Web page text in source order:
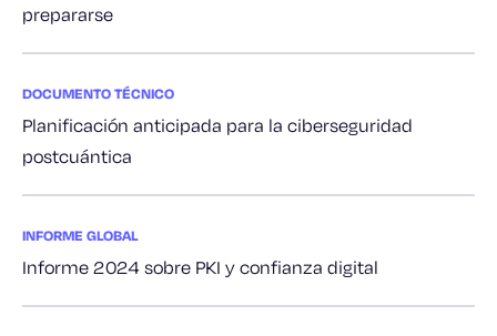
prepararse
DOCUMENTO TÉCNICO
Planificación anticipada para la ciberseguridad
postcuántica
INFORME GLOBAL
Informe 2024 sobre PKI y confianza digital